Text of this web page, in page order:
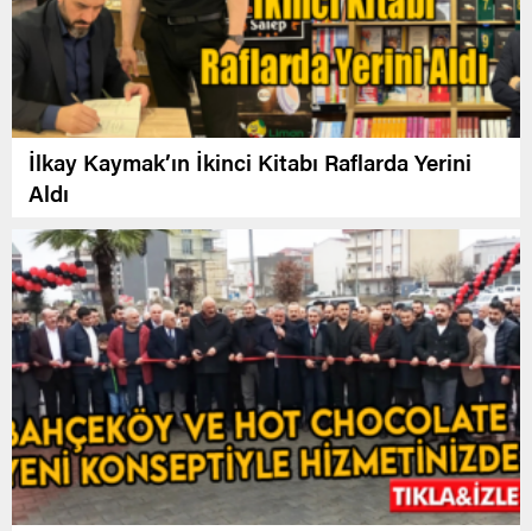
İlkay Kaymak’ın İkinci Kitabı Raflarda Yerini
Aldı